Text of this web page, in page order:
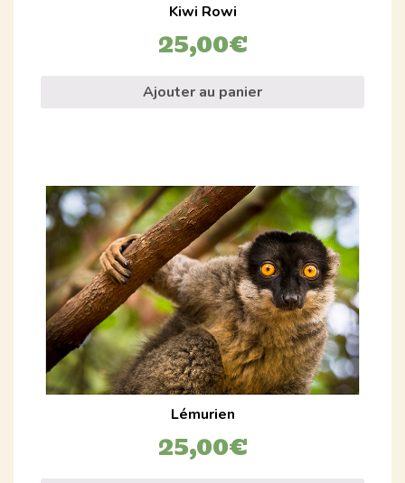
Kiwi Rowi
25,00€
Ajouter au panier
Lémurien
25,00€